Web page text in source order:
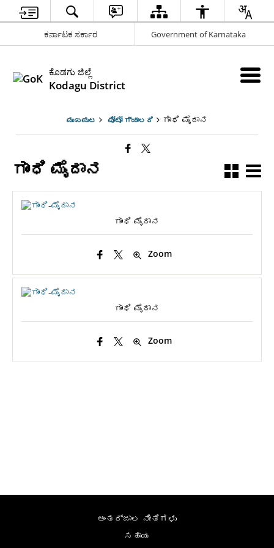
ಕರ್ನಾಟಕ ಸರ್ಕಾರ Government of Karnataka
ಕೊಡಗು ಜಿಲ್ಲೆ
Kodagu District
ಮುಖಪುಟ ಫೋಟೋ ಗ್ಯಾಲರಿ ಗಾಂಧಿ ಮೈದಾನ
ಗಾಂಧಿ ಮೈದಾನ
ಗಾಂಧಿ ಮೈದಾನ
Zoom
ಗಾಂಧಿ ಮೈದಾನ
Zoom
ಅಂತರ್ಜಾಲ ನೀತಿಗಳು
ಸಹಾಯ